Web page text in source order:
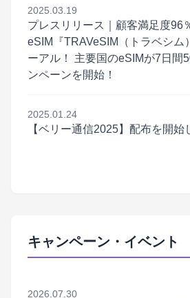
2025.03.19
プレスリリース｜顧客満足度96
eSIM『TRAVeSIM（トラベシム
ーアル！ 主要国のeSIMが7日間
ンペーンを開始！
2025.01.24
【ベリー通信2025】配布を開始
キャンペーン・イベント
2026.07.30